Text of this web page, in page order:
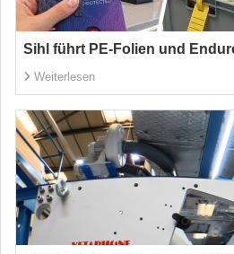
Sihl führt PE-Folien und
Weiterlesen